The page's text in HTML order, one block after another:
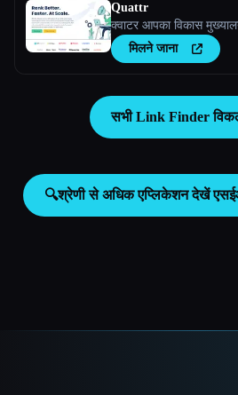
Quattr
क्वाटर आपका विकास
मिलने जाना
सभी Link Finder
🔍श्रेणी से अधिक एप्लिकेशन देखें